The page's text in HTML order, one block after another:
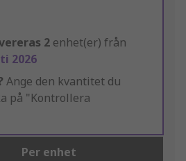
2 enhet(er) från
2026
Ange den kvantitet du
på "Kontrollera
Per enhet